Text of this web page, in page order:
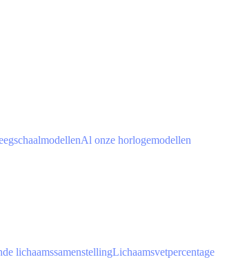
Al onze horlogemodellen
lichaamssamenstellingLichaamsvetpercentage